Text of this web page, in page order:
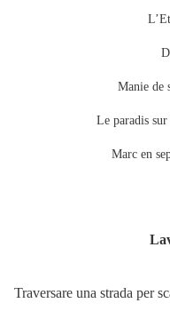
Manie de
Le paradis
Marc en
Traversare una strada per